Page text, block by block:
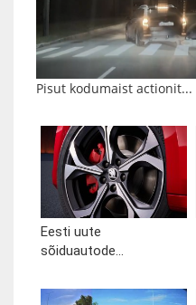
Pisut kodumaist actionit...
Eesti uute
sõiduautode...